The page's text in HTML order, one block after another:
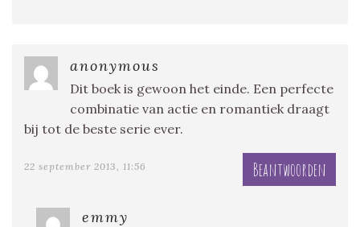
anonymous
Dit boek is gewoon het einde. Een perfecte
combinatie van actie en romantiek draagt
bij tot de beste serie ever.
22 september 2013, 11:56 Beantwoorden
emmy